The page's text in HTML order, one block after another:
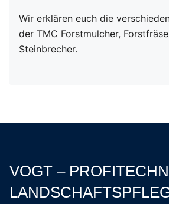
Wir erklären euch die
der TMC Forstmulcher,
Steinbrecher.
VOGT –